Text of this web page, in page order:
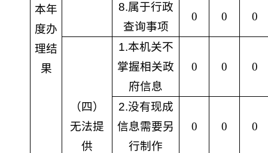
本年
度办
理结
果
8.属于行政
查询事项
0 0 0
（四）
无法提
供
1.本机关不
掌握相关政
府信息
0 0 0
2.没有现成
信息需要另
行制作
0 0 0